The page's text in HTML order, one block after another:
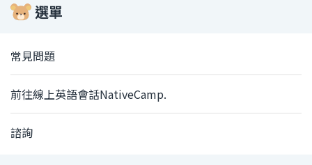
選單
常見問題
前往線上英語會話NativeCamp.
諮詢